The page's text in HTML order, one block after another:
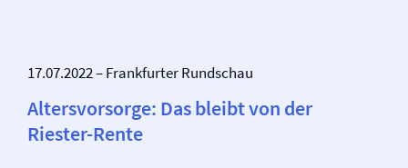
17.07.2022 – Frankfurter Rundschau
Altersvorsorge: Das bleibt von der
Riester-Rente